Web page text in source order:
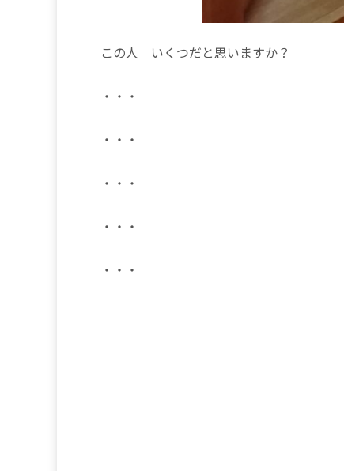
この人 いくつだと思いますか？
・・・
・・・
・・・
・・・
・・・